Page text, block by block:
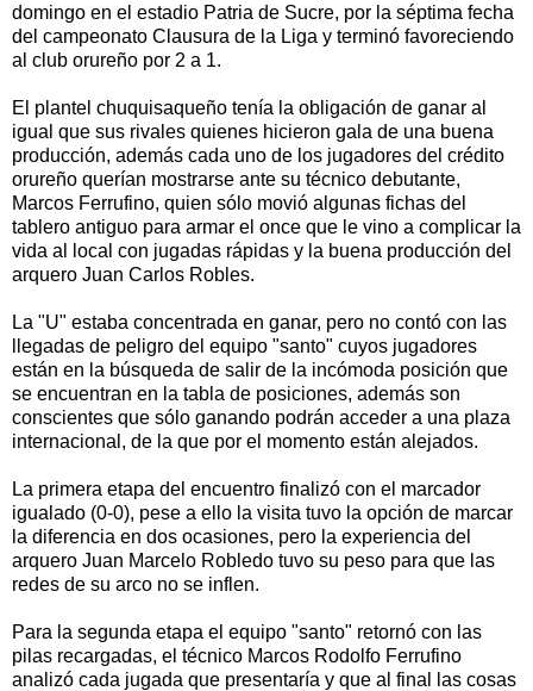
domingo en el estadio Patria de Sucre, por la séptima fecha
del campeonato Clausura de la Liga y terminó favoreciendo
al club orureño por 2 a 1.
El plantel chuquisaqueño tenía la obligación de ganar al
igual que sus rivales quienes hicieron gala de una buena
producción, además cada uno de los jugadores del crédito
orureño querían mostrarse ante su técnico debutante,
Marcos Ferrufino, quien sólo movió algunas fichas del
tablero antiguo para armar el once que le vino a complicar la
vida al local con jugadas rápidas y la buena producción del
arquero Juan Carlos Robles.
La "U" estaba concentrada en ganar, pero no contó con las
llegadas de peligro del equipo "santo" cuyos jugadores
están en la búsqueda de salir de la incómoda posición que
se encuentran en la tabla de posiciones, además son
conscientes que sólo ganando podrán acceder a una plaza
internacional, de la que por el momento están alejados.
La primera etapa del encuentro finalizó con el marcador
igualado (0-0), pese a ello la visita tuvo la opción de marcar
la diferencia en dos ocasiones, pero la experiencia del
arquero Juan Marcelo Robledo tuvo su peso para que las
redes de su arco no se inflen.
Para la segunda etapa el equipo "santo" retornó con las
pilas recargadas, el técnico Marcos Rodolfo Ferrufino
analizó cada jugada que presentaría y que al final las cosas